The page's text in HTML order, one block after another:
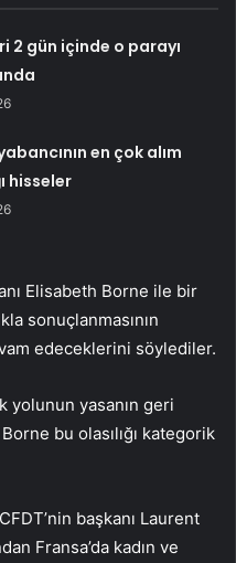
2 gün içinde o parayı
en çok alım
hisseler
Elisabeth Borne ile bir
sonuçlanmasının
edeceklerini söylediler.
yolunun yasanın geri
bu olasılığı kategorik
başkanı Laurent
Fransa’da kadın ve